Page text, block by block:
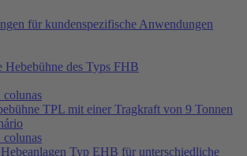
colunas
colunas